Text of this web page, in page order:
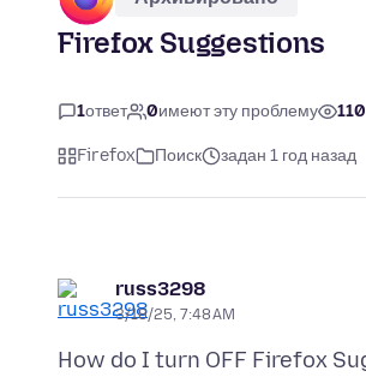
Firefox Suggestions
1ответ 0имеют эту проблему 110
Firefox Поиск задан 1 год назад
russ3298
3/18/25, 7:48 AM